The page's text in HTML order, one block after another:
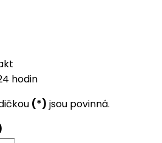
hodin
(*) jsou povinná.